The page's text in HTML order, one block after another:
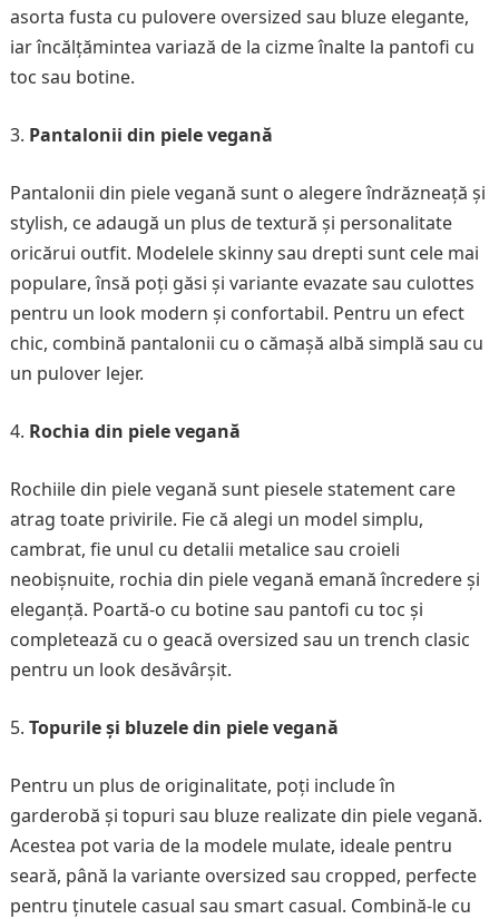
asorta fusta cu pulovere oversized sau bluze elegante,
iar încălțămintea variază de la cizme înalte la pantofi cu
toc sau botine.
Pantalonii din piele vegană
Pantalonii din piele vegană sunt o alegere îndrăzneață și
stylish, ce adaugă un plus de textură și personalitate
oricărui outfit. Modelele skinny sau drepti sunt cele mai
populare, însă poți găsi și variante evazate sau culottes
pentru un look modern și confortabil. Pentru un efect
chic, combină pantalonii cu o cămașă albă simplă sau cu
un pulover lejer.
Rochia din piele vegană
Rochiile din piele vegană sunt piesele statement care
atrag toate privirile. Fie că alegi un model simplu,
cambrat, fie unul cu detalii metalice sau croieli
neobișnuite, rochia din piele vegană emană încredere și
eleganță. Poartă-o cu botine sau pantofi cu toc și
completează cu o geacă oversized sau un trench clasic
pentru un look desăvârșit.
Topurile și bluzele din piele vegană
Pentru un plus de originalitate, poți include în
garderobă și topuri sau bluze realizate din piele vegană.
Acestea pot varia de la modele mulate, ideale pentru
seară, până la variante oversized sau cropped, perfecte
pentru ținutele casual sau smart casual. Combină-le cu